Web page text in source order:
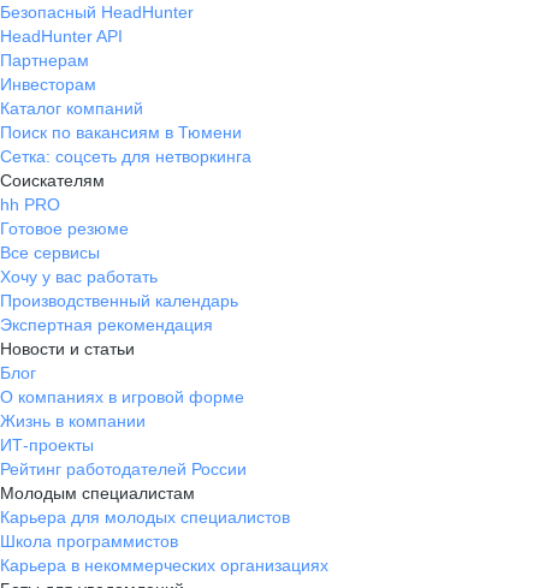
Безопасный HeadHunter
HeadHunter API
Партнерам
Инвесторам
Каталог компаний
Поиск по вакансиям в Тюмени
Сетка: соцсеть для нетворкинга
Соискателям
hh PRO
Готовое резюме
Все сервисы
Хочу у вас работать
Производственный календарь
Экспертная рекомендация
Новости и статьи
Блог
О компаниях в игровой форме
Жизнь в компании
ИТ-проекты
Рейтинг работодателей России
Молодым специалистам
Карьера для молодых специалистов
Школа программистов
Карьера в некоммерческих организациях